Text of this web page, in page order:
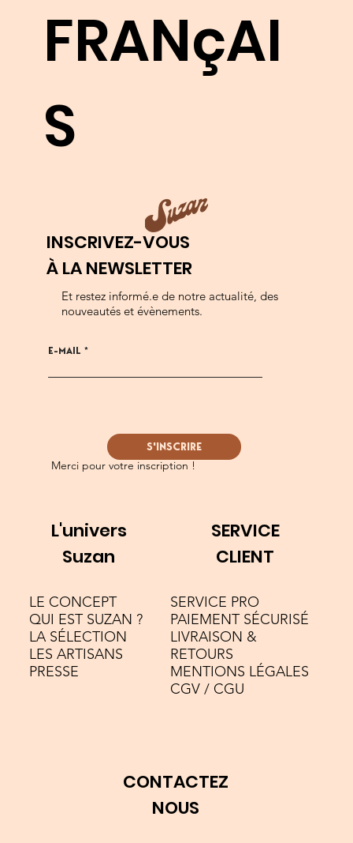
FAIRE CONNAISSANCE
FRANçAI
S
INSCRIVEZ-VOUS
À LA NEWSLETTER
Et restez informé.e de notre actualité, des
nouveautés et évènements.
E-MAIL
S'INSCRIRE
Merci pour votre inscription !
CONTACTEZ
NOUS
SERVICE
CLIENT
SERVICE PRO
PAIEMENT SÉCURISÉ
LIVRAISON &
RETOURS
MENTIONS LÉGALES
CGV / CGU
L'univers
Suzan
LE CONCEPT
QUI EST SUZAN ?
LA SÉLECTION
LES ARTISANS
PRESSE